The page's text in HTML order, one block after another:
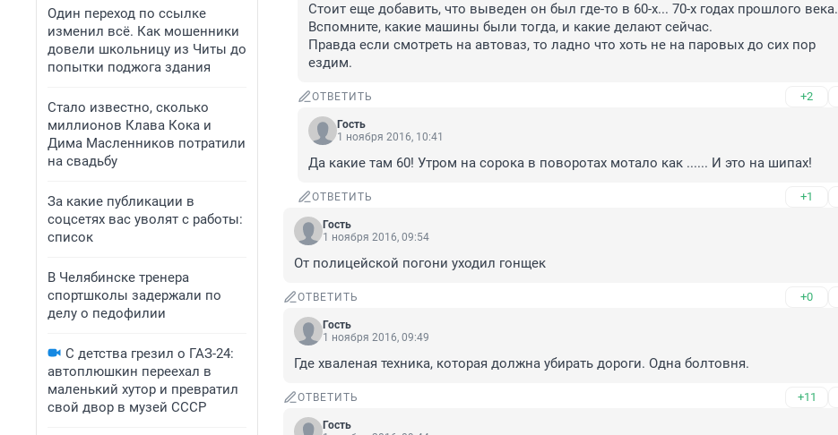
Один переход по ссылке
изменил всё. Как мошенники
довели школьницу из Читы до
попытки поджога здания
Стало известно, сколько
миллионов Клава Кока и
Дима Масленников потратили
на свадьбу
За какие публикации в
соцсетях вас уволят с работы:
список
В Челябинске тренера
спортшколы задержали по
делу о педофилии
С детства грезил о ГАЗ-24:
автоплюшкин переехал в
маленький хутор и превратил
свой двор в музей СССР
Стоит еще добавить, что выведен он был где-то в 60-х... 70-х годах прошлого века.
Вспомните, какие машины были тогда, и какие делают сейчас.
Правда если смотреть на автоваз, то ладно что хоть не на паровых до сих пор
ездим.
ОТВЕТИТЬ +2
Гость
1 ноября 2016, 10:41
Да какие там 60! Утром на сорока в поворотах мотало как ...... И это на шипах!
ОТВЕТИТЬ +1
Гость
1 ноября 2016, 09:54
От полицейской погони уходил гонщек
ОТВЕТИТЬ +0
Гость
1 ноября 2016, 09:49
Где хваленая техника, которая должна убирать дороги. Одна болтовня.
ОТВЕТИТЬ +11
Гость